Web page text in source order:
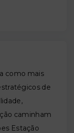
como mais
de
caminham
Estação